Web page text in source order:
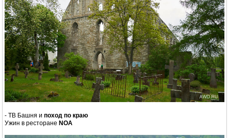
- ТВ Башня и поход по краю
Ужин в ресторане NOA